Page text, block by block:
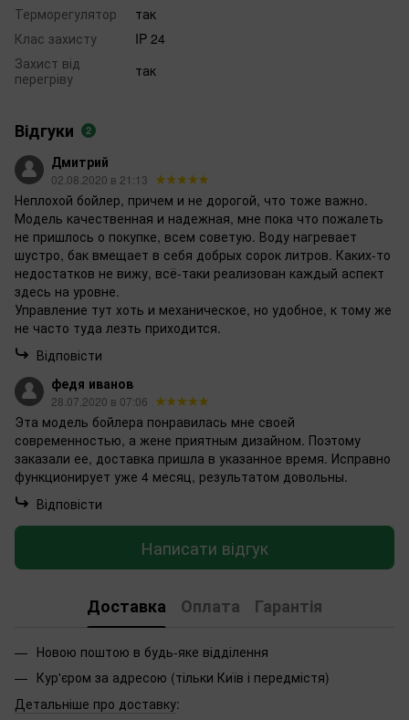
Терморегулятор
так
Клас захисту
IP 24
Захист від
перегріву
так
Відгуки 2
Дмитрий
02.08.2020 в 21:13
Неплохой бойлер, причем и не дорогой, что тоже важно.
Модель качественная и надежная, мне пока что пожалеть
не пришлось о покупке, всем советую. Воду нагревает
шустро, бак вмещает в себя добрых сорок литров. Каких-то
недостатков не вижу, всё-таки реализован каждый аспект
здесь на уровне.
Управление тут хоть и механическое, но удобное, к тому же
не часто туда лезть приходится.
Відповісти
федя иванов
28.07.2020 в 07:06
Эта модель бойлера понравилась мне своей
современностью, а жене приятным дизайном. Поэтому
заказали ее, доставка пришла в указанное время. Исправно
функционирует уже 4 месяц, результатом довольны.
Відповісти
Написати відгук
Доставка Оплата Гарантія
Новою поштою в будь-яке відділення
Кур'єром за адресою (тільки Київ і передмістя)
Детальніше про доставку: